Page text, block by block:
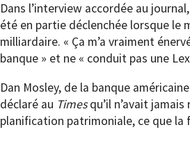
Dans l’interview accordée au
été en partie déclenchée lorsque le
milliardaire. « Ça m’a vraiment
banque » et ne « conduit pas une
Dan Mosley, de la banque
déclaré au Timesqu’il n’avait
planification patrimoniale, ce que la